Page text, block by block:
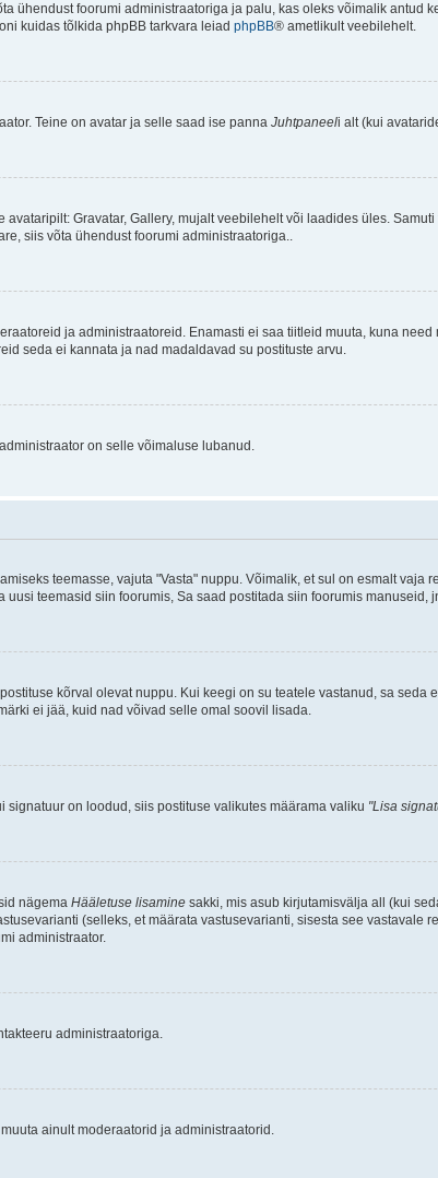
ühendust foorumi administraatoriga ja palu, kas oleks võimalik antud
kuidas tõlkida phpBB tarkvara leiad phpBB® ametlikult veebilehelt.
Teine on avatar ja selle saad ise panna Juhtpaneeli alt (kui
Gravatar, Gallery, mujalt veebilehelt või laadides üles.
siis võta ühendust foorumi administraatoriga..
ja administraatoreid. Enamasti ei saa tiitleid muuta, kuna need
seda ei kannata ja nad madaldavad su postituste arvu.
on selle võimaluse lubanud.
teemasse, vajuta "Vasta" nuppu. Võimalik, et sul on esmalt vaja
teemasid siin foorumis, Sa saad postitada siin foorumis manuseid,
kõrval olevat nuppu. Kui keegi on su teatele vastanud, sa seda
ei jää, kuid nad võivad selle omal soovil lisada.
on loodud, siis postituse valikutes määrama valiku "Lisa
nägema Hääletuse lisamine sakki, mis asub kirjutamisvälja all (kui
(selleks, et määrata vastusevarianti, sisesta see vastavale
administraator.
administraatoriga.
ainult moderaatorid ja administraatorid.